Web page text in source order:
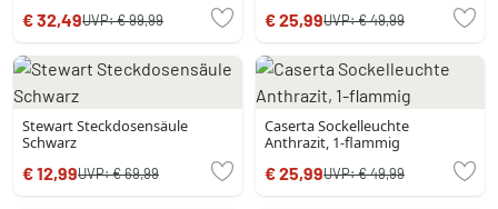
€ 32,49UVP:€ 99,99 € 25,99UVP:€ 49,99
Stewart Steckdosensäule
Schwarz
€ 12,99UVP:€ 69,99
Caserta Sockelleuchte
Anthrazit, 1-flammig
€ 25,99UVP:€ 49,99